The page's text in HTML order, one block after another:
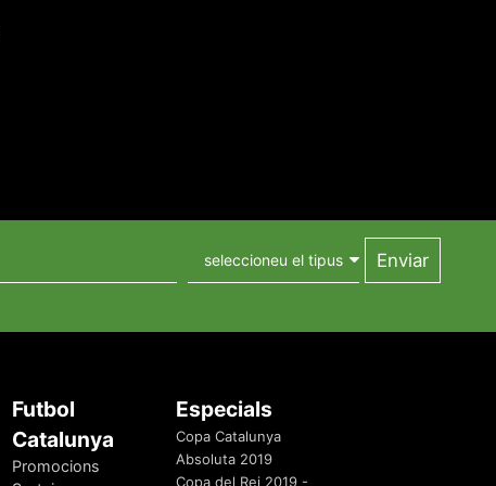
Futbol
Catalunya
Promocions
Especials
Copa Catalunya
Absoluta 2019
Copa del Rei 2019 -